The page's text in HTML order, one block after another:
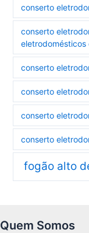
conserto
conserto
eletrodomésticos
conserto
conserto
conserto
conserto
fogão alto
Quem Somos